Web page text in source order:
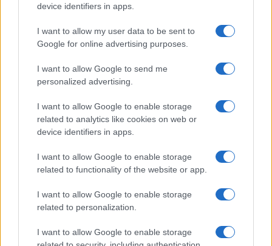
device identifiers in apps.
I want to allow my user data to be sent to
Google for online advertising purposes.
I want to allow Google to send me
personalized advertising.
I want to allow Google to enable storage
related to analytics like cookies on web or
device identifiers in apps.
I want to allow Google to enable storage
related to functionality of the website or app.
I want to allow Google to enable storage
related to personalization.
I want to allow Google to enable storage
Egy ponton Joáv feltette az anyjának a
kérdést: „Tehát Ariel meghalt? Nem fog
visszajönni?”. Jamit a megfelelő szavakkal
küszködve válaszolt. „Nem tudom, hogy élve
fog-e visszajönni”.
Ezzel a pillanattal kezdődött Joáv
folyamat szeretett barátjától.
A tűzszünethez vezető hónapok reményteli
várakozással teltek, ám Joáv reményei minden